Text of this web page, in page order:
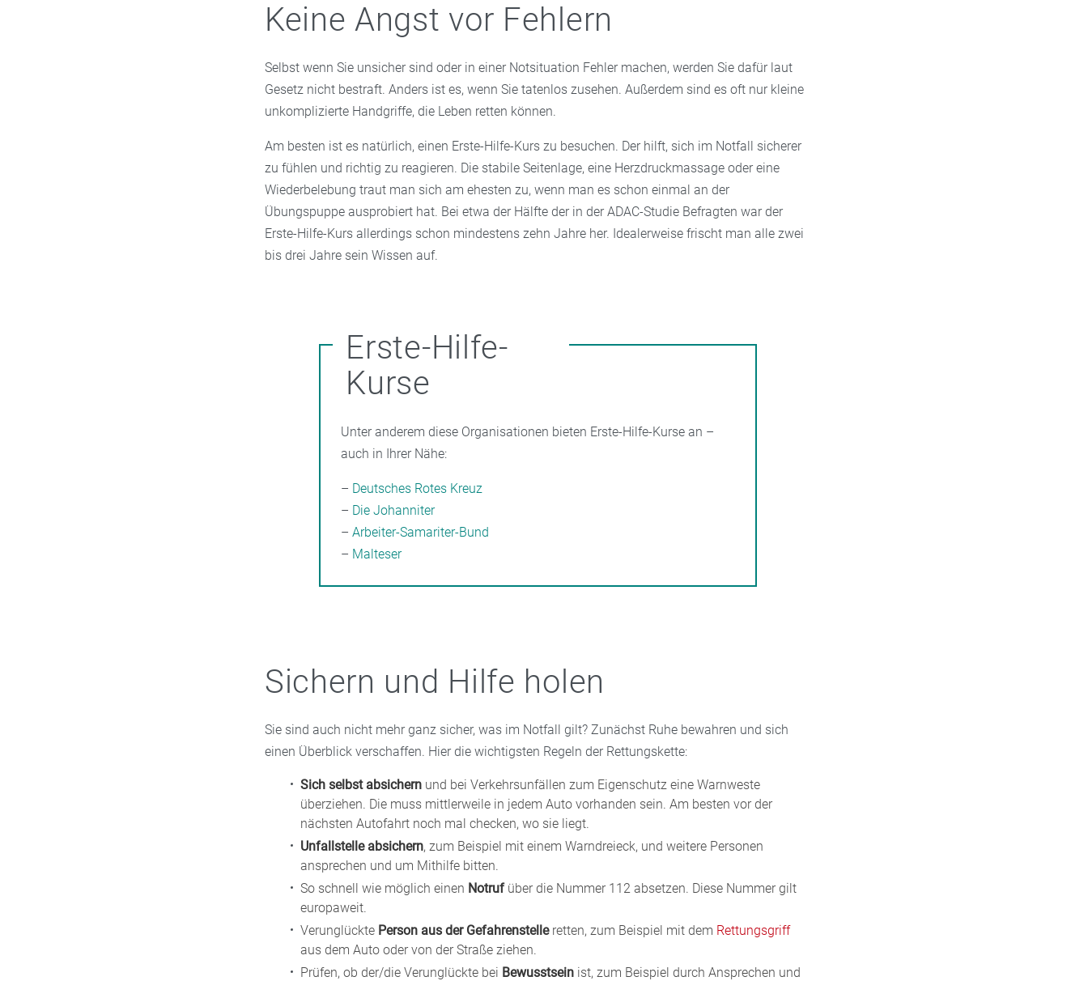
Keine Angst vor Fehlern
Selbst wenn Sie unsicher sind oder in einer Notsituation Fehler machen, werden Sie dafür laut
Gesetz nicht bestraft. Anders ist es, wenn Sie tatenlos zusehen. Außerdem sind es oft nur kleine
unkomplizierte Handgriffe, die Leben retten können.
Am besten ist es natürlich, einen Erste-Hilfe-Kurs zu besuchen. Der hilft, sich im Notfall sicherer
zu fühlen und richtig zu reagieren. Die stabile Seitenlage, eine Herzdruckmassage oder eine
Wiederbelebung traut man sich am ehesten zu, wenn man es schon einmal an der
Übungspuppe ausprobiert hat. Bei etwa der Hälfte der in der ADAC-Studie Befragten war der
Erste-Hilfe-Kurs allerdings schon mindestens zehn Jahre her. Idealerweise frischt man alle zwei
bis drei Jahre sein Wissen auf.
Erste-Hilfe-
Kurse
Unter anderem diese Organisationen bieten Erste-Hilfe-Kurse an –
auch in Ihrer Nähe:
– Deutsches Rotes Kreuz
– Die Johanniter
–Arbeiter-Samariter-Bund
– Malteser
Sichern und Hilfe holen
Sie sind auch nicht mehr ganz sicher, was im Notfall gilt? Zunächst Ruhe bewahren und sich
einen Überblick verschaffen. Hier die wichtigsten Regeln der Rettungskette:
Sich selbst absichern und bei Verkehrsunfällen zum Eigenschutz eine Warnweste
überziehen. Die muss mittlerweile in jedem Auto vorhanden sein. Am besten vor der
nächsten Autofahrt noch mal checken, wo sie liegt.
Unfallstelle absichern, zum Beispiel mit einem Warndreieck, und weitere Personen
ansprechen und um Mithilfe bitten.
So schnell wie möglich einen Notrufüber die Nummer 112 absetzen. Diese Nummer gilt
europaweit.
Verunglückte Person aus der Gefahrenstelleretten, zum Beispiel mit dem Rettungsgriff
aus dem Auto oder von der Straße ziehen.
Prüfen, ob der/die Verunglückte bei Bewusstseinist, zum Beispiel durch Ansprechen und